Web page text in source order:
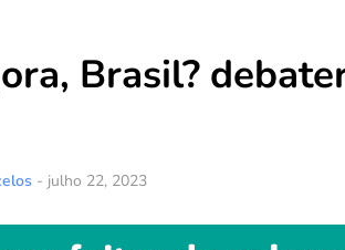
Brasil?
- julho 22, 2023